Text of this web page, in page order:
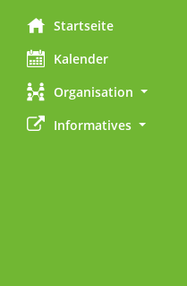
Startseite
Kalender
Organisation
Informatives